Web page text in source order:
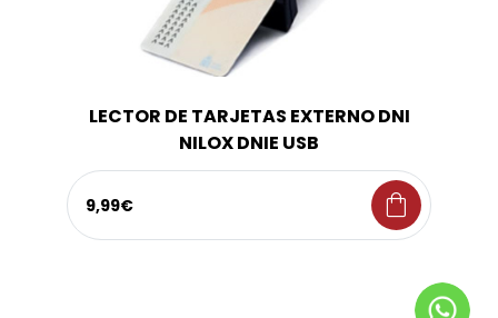
LECTOR DE TARJETAS EXTERNO DNI
NILOX DNIE USB
9,99€ shopping_bag